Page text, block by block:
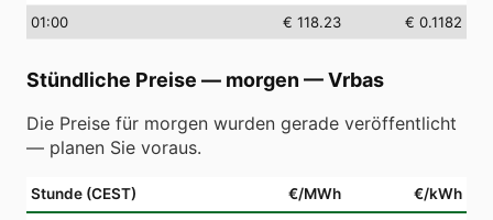
01:00 € 118.23 € 0.1182
Stündliche Preise — morgen —Vrbas
Die Preise für morgen wurden gerade veröffentlicht
— planen Sie voraus.
Stunde (CEST) €/MWh €/kWh